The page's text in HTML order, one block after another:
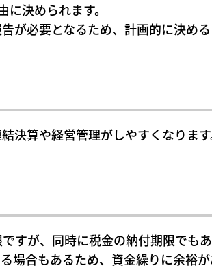
決められます。
が必要となるため、計画的に決め
決算や経営管理がしやすくなりま
すが、同時に税金の納付期限でも
場合もあるため、資金繰りに余裕